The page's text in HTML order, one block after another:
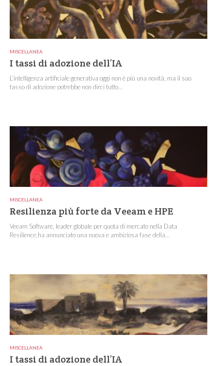
MISCELLANEA
I tassi di adozione dell’IA
L’intelligenza artificiale generativa oggi non è più una novità, ma il suo
tasso di adozione potrebbe non dirci tutto...
MISCELLANEA
Resilienza più forte da Veeam e HPE
Veeam Software, leader globale per quota di mercato nella Data
Resilience,ha annunciato una nuova e ambiziosa fase della...
MISCELLANEA
I tassi di adozione dell’IA